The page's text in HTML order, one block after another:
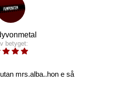
betyget:
mrs.alba..hon e så